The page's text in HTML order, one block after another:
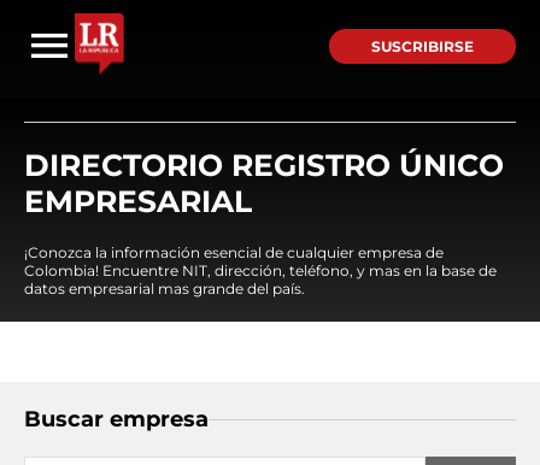
SUSCRIBIRSE
DIRECTORIO REGISTRO ÚNICO
EMPRESARIAL
¡Conozca la información esencial de cualquier empresa de
Colombia! Encuentre NIT, dirección, teléfono, y mas en la base de
datos empresarial mas grande del país.
Buscar empresa